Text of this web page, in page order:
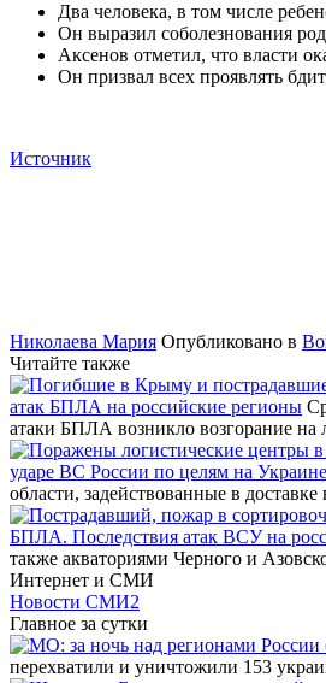
Два человека, в том числе
Он выразил соболезнования
Аксенов отметил, что власти
Он призвал всех проявлять
Источник
Николаева Мария Опубликовано в
Читайте также
атак БПЛА на российские регионы
атаки БПЛА возникло возгорание на
ударе ВС России по целям на Украине
области, задействованные в
БПЛА. Последствия атак ВСУ на
также акваториями Черного и
Интернет и СМИ
Новости СМИ2
Главное за сутки
перехватили и уничтожили 153